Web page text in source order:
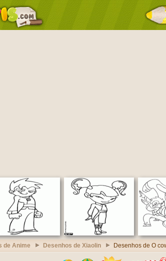
de Anime Desenhos de Xiaolin Desenhos de O